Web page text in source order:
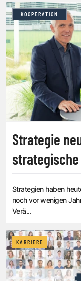
KOOPERATION
Strategie
wird
Strategien haben
noch vor wenigen
Verä...
KARRIERE